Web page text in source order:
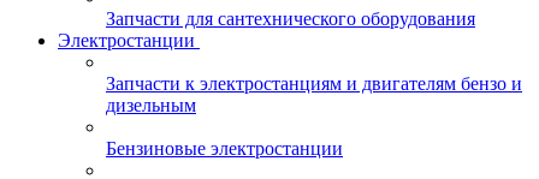
Запчасти для сантехнического оборудования
Электростанции
Запчасти к электростанциям и двигателям бензо и
дизельным
Бензиновые электростанции